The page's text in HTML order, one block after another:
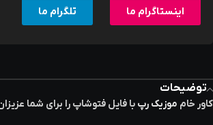
اینستاگرام ما تلگرام ما
توضیحات
کاور خام موزیک رپ با فایل فتوشاپ را برای شما